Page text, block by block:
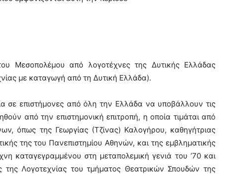
Μεσοπολέμου από λογοτέχνες της Δυτικής Ελλάδας
με καταγωγή από τη Δυτική Ελλάδα).
σε επιστήμονες από όλη την Ελλάδα να υποβάλλουν τις
από την επιστημονική επιτροπή, η οποία τιμάται από
όπως της Γεωργίας (Τζίνας) Καλογήρου, καθηγήτριας
της του Πανεπιστημίου Αθηνών, και της εμβληματικής
καταγεγραμμένου στη μεταπολεμική γενιά του ’70 και
της Λογοτεχνίας του τμήματος Θεατρικών Σπουδών της